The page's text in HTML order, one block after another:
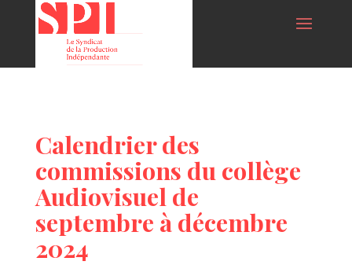
Calendrier des
commissions du collège
Audiovisuel de
septembre à décembre
2024